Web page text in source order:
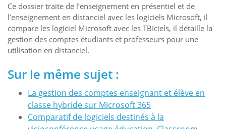
Ce dossier traite de l’enseignement en présentiel et de
l’enseignement en distanciel avec les logiciels Microsoft, il
compare les logiciel Microsoft avec les TBIciels, il détaille la
gestion des comptes étudiants et professeurs pour une
utilisation en distanciel.
Sur le même sujet :
La gestion des comptes enseignant et élève en
classe hybride sur Microsoft 365
Comparatif de logiciels destinés à la